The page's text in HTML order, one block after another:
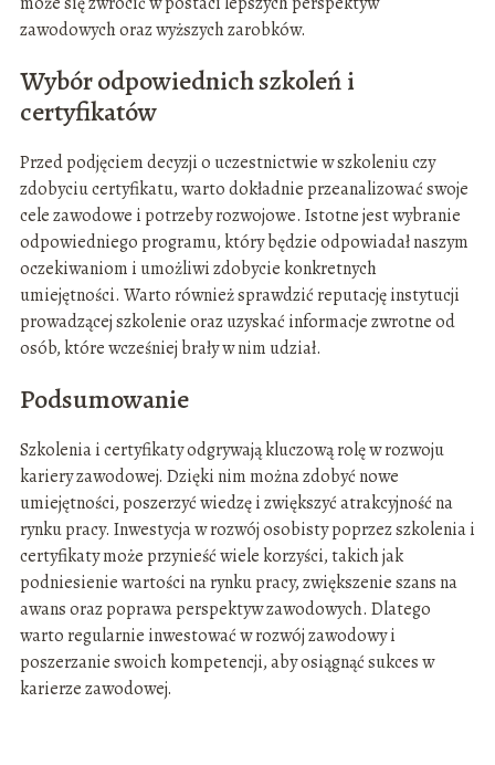
zawodowych oraz wyższych zarobków.
Wybór odpowiednich szkoleń i
certyfikatów
Przed podjęciem decyzji o uczestnictwie w szkoleniu czy
zdobyciu certyfikatu, warto dokładnie przeanalizować swoje
cele zawodowe i potrzeby rozwojowe. Istotne jest wybranie
odpowiedniego programu, który będzie odpowiadał naszym
oczekiwaniom i umożliwi zdobycie konkretnych
umiejętności. Warto również sprawdzić reputację instytucji
prowadzącej szkolenie oraz uzyskać informacje zwrotne od
osób, które wcześniej brały w nim udział.
Podsumowanie
Szkolenia i certyfikaty odgrywają kluczową rolę w rozwoju
kariery zawodowej. Dzięki nim można zdobyć nowe
umiejętności, poszerzyć wiedzę i zwiększyć atrakcyjność na
rynku pracy. Inwestycja w rozwój osobisty poprzez szkolenia i
certyfikaty może przynieść wiele korzyści, takich jak
podniesienie wartości na rynku pracy, zwiększenie szans na
awans oraz poprawa perspektyw zawodowych. Dlatego
warto regularnie inwestować w rozwój zawodowy i
poszerzanie swoich kompetencji, aby osiągnąć sukces w
karierze zawodowej.